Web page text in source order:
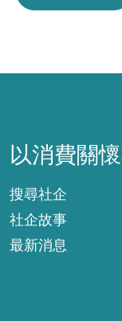
以消費關
搜尋社企
社企故事
最新消息